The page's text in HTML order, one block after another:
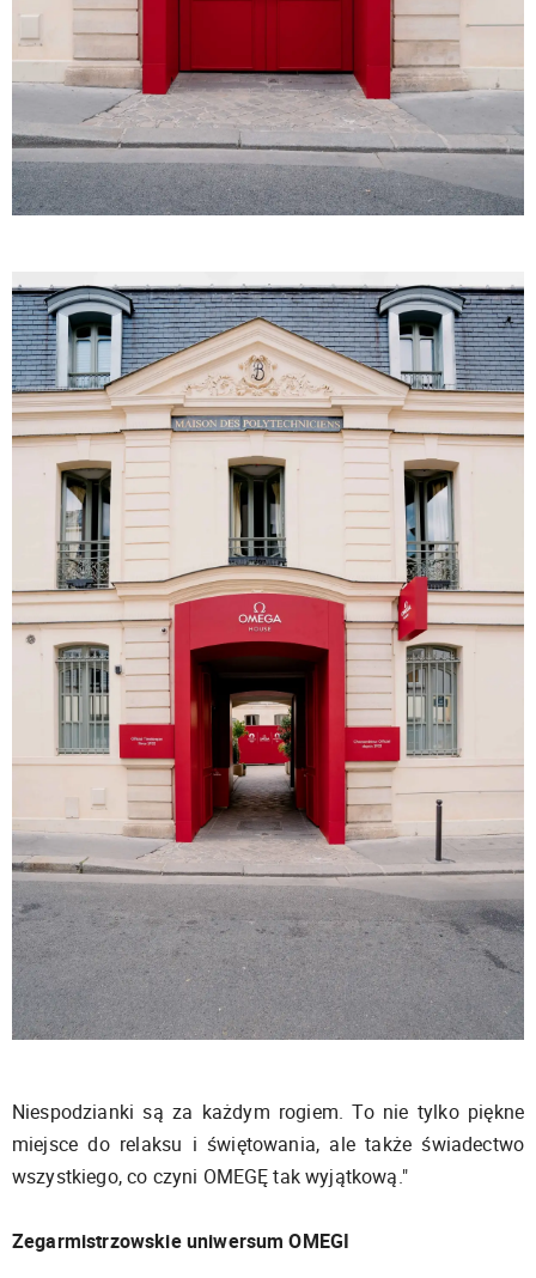
Niespodzianki są za każdym rogiem. To nie tylko piękne
miejsce do relaksu i świętowania, ale także świadectwo
wszystkiego, co czyni OMEGĘ tak wyjątkową."
Zegarmistrzowskie uniwersum OMEGI